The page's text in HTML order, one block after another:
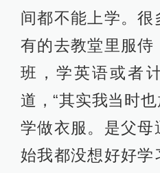
间都不能上学。很
有的去教堂里服侍
班，学英语或者
道，“其实我当时
学做衣服。是父母
始我都没想好好学